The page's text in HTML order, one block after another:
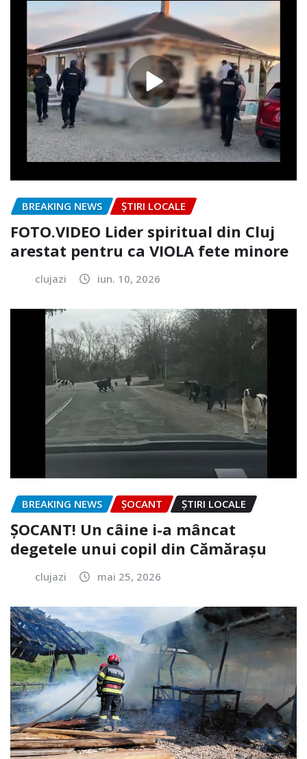
BREAKING NEWS ȘTIRI LOCALE
FOTO.VIDEO Lider spiritual din Cluj
arestat pentru ca VIOLA fete minore
clujazi iun. 10, 2026
BREAKING NEWS ȘOCANT ȘTIRI LOCALE
ȘOCANT! Un câine i-a mâncat
degetele unui copil din Cămărașu
clujazi mai 25, 2026